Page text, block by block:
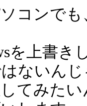
コンで
を上書き
ないん
てみた